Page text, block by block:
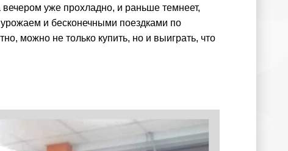
уже прохладно, и раньше темнеет,
и бесконечными поездками по
можно не только купить, но и выиграть, что